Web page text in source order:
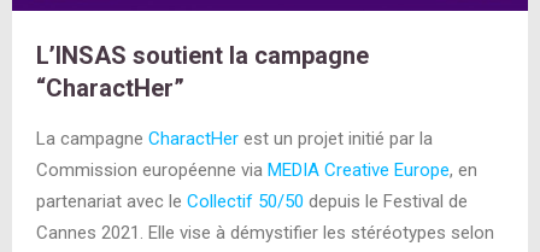
L’INSAS soutient la campagne
“CharactHer”
La campagne CharactHer est un projet initié par la
Commission européenne via MEDIA Creative Europe, en
partenariat avec le Collectif 50/50 depuis le Festival de
Cannes 2021. Elle vise à démystifier les stéréotypes selon